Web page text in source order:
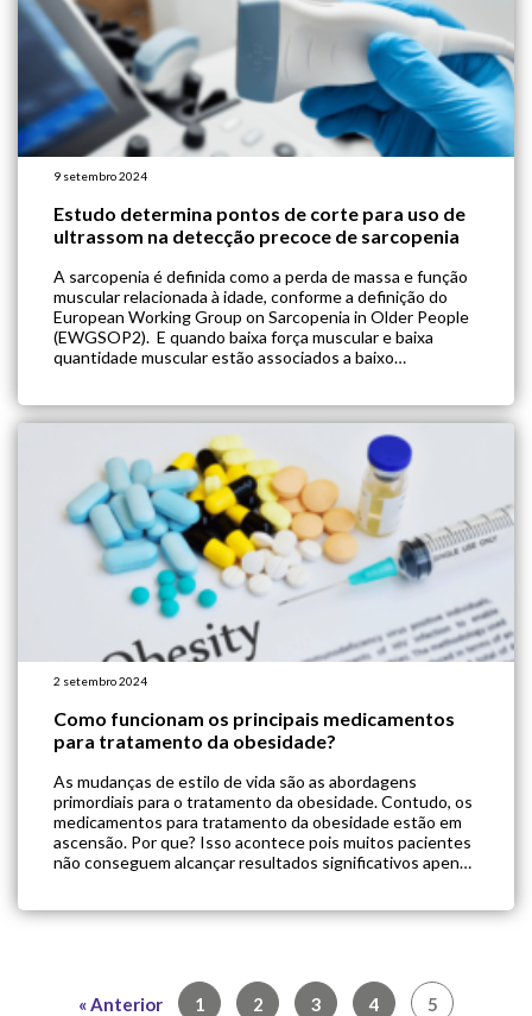
9 setembro 2024
Estudo determina pontos de corte para uso de
ultrassom na detecção precoce de sarcopenia
A sarcopenia é definida como a perda de massa e função
muscular relacionada à idade, conforme a definição do
European Working Group on Sarcopenia in Older People
(EWGSOP2). E quando baixa força muscular e baixa
quantidade muscular estão associados a baixo
2 setembro 2024
Como funcionam os principais medicamentos
para tratamento da obesidade?
As mudanças de estilo de vida são as abordagens
primordiais para o tratamento da obesidade. Contudo, os
medicamentos para tratamento da obesidade estão em
ascensão. Por que? Isso acontece pois muitos pacientes
não conseguem alcançar resultados significativos apenas
Navegação
« Anterior 1 2 3 4 5